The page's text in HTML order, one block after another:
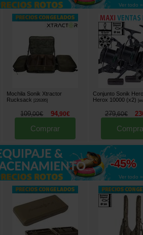
Ver todo »
Mochila Sonik Xtractor
Rucksack
226395]
109,00€ 94,90€
Comprar
Conjunto Sonik
Herox 10000 (x2)
[
279,60€
hasta
-45%
Ver todo »